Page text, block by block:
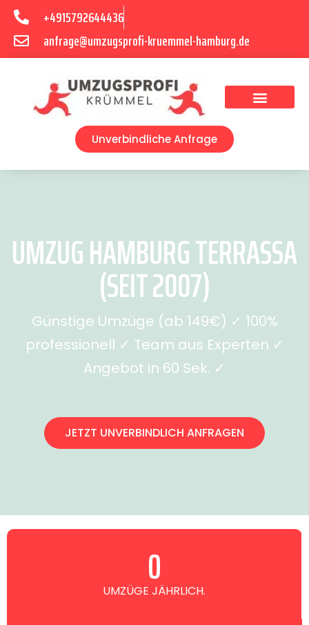
+4915792644436
anfrage@umzugsprofi-kruemmel-hamburg.de
Unverbindliche Anfrage
UMZUG HAMBURG TERRASSA
(SEIT 2007)
Günstige Umzüge (ab 149€) ✓ 100%
professionell ✓ Team aus Experten ✓
Angebot in 60 Sek. ✓
JETZT UNVERBINDLICH ANFRAGEN
UMZÜGE JÄHRLICH.
0